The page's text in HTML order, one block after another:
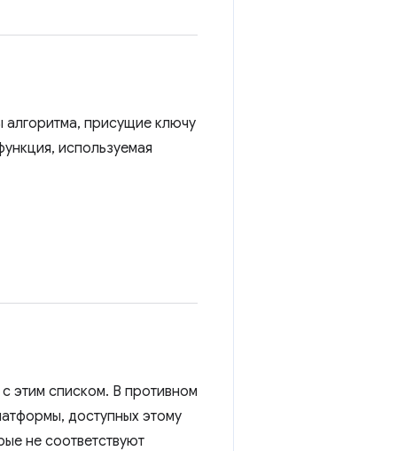
присущие ключу
используемая
этим списком. В противном
доступных этому
не соответствуют